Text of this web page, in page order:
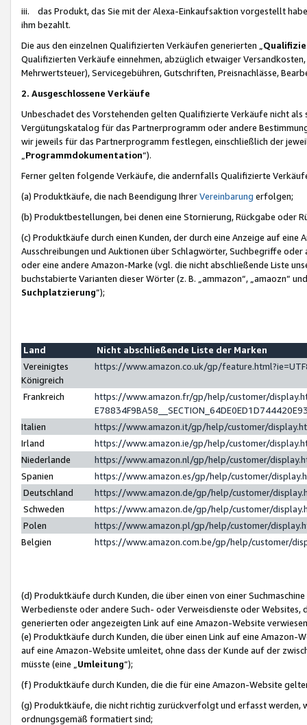
iii. das Produkt, das Sie mit der Alexa-Einkaufsaktion vorgestellt
ihm bezahlt.
Die aus den einzelnen Qualifizierten Verkäufen generierten „
Qualifizierten Verkäufe einnehmen, abzüglich etwaiger
Mehrwertsteuer), Servicegebühren, Gutschriften, Preisnachlässe,
2. Ausgeschlossene Verkäufe
Unbeschadet des Vorstehenden gelten Qualifizierte Verkäufe nicht
Vergütungskatalog für das Partnerprogramm oder andere
wir jeweils für das Partnerprogramm festlegen, einschließlich der
Programmdokumentation“).
Ferner gelten folgende Verkäufe, die andernfalls Qualifizierte
(a) Produktkäufe, die nach Beendigung IhrerVereinbarung erfolgen;
(b) Produktbestellungen, bei denen eine Stornierung, Rückgabe oder
(c) Produktkäufe durch einen Kunden, der durch eine Anzeige auf
Ausschreibungen und Auktionen über Schlagwörter, Suchbegriffe
oder eine andere Amazon-Marke (vgl. die nicht abschließende Liste
buchstabierte Varianten dieser Wörter (z. B. „ammazon“, „amaozn“
Suchplatzierung”);
Land
Nicht abschließende Liste der Marken
Vereinigtes
Königreich
https://www.amazon.co.uk/gp/
Frankreich
https://www.amazon.fr/gp/help/customer/
Italien
https://www.amazon.it/gp/help/customer/
Irland
https://www.amazon.ie/gp/help/customer/
Niederlande
https://www.amazon.nl/gp/help/customer/
Spanien
https://www.amazon.es/gp/help/customer/
Deutschland
https://www.amazon.de/gp/help/customer/
Schweden
https://www.amazon.de/gp/help/customer/
Polen
https://www.amazon.pl/gp/help/customer/
Belgien
https://www.amazon.com.be/gp/help/customer/
(d) Produktkäufe durch Kunden, die über einen von einer
Werbedienste oder andere Such- oder Verweisdienste oder Websites,
generierten oder angezeigten Link auf eine Amazon-Website
(e) Produktkäufe durch Kunden, die über einen Link auf eine
auf eine Amazon-Website umleitet, ohne dass der Kunde auf der
müsste (eine „ Umleitung“);
(f) Produktkäufe durch Kunden, die die für eine Amazon-Website
(g) Produktkäufe, die nicht richtig zurückverfolgt und erfasst werden,
ordnungsgemäß formatiert sind;